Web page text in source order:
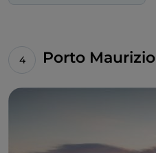
Porto Maurizio